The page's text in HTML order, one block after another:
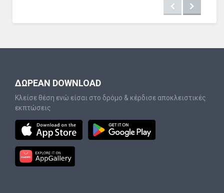
ΔΩΡΕΑΝ DOWNLOAD
Κλείσε θέση ενώ είσαι στο δρόμο & κέρδισε αποκλειστικές
εκπτώσεις